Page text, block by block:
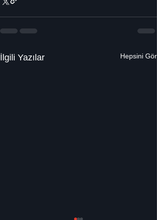
İlgili Yazılar Hepsini Gör